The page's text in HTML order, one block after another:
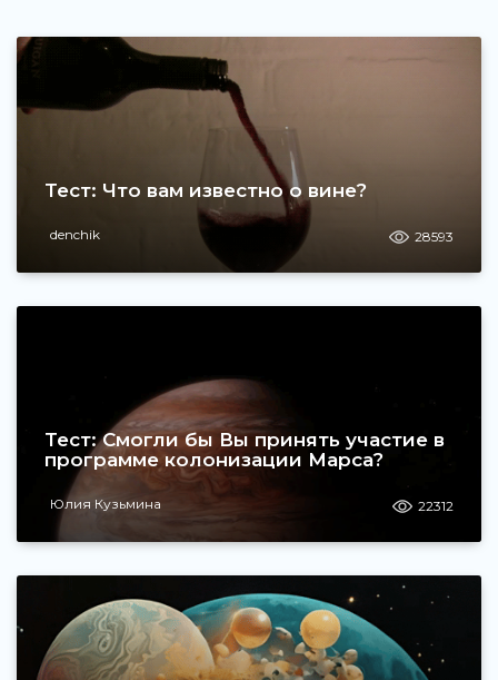
Тест: Что вам известно о вине?
denchik 28593
Тест: Смогли бы Вы принять участие в
программе колонизации Марса?
Юлия Кузьмина 22312